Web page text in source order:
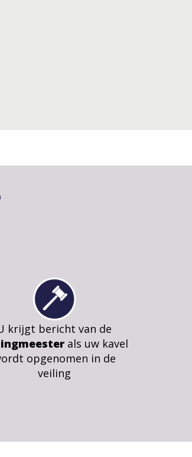
krijgt bericht van de
als uw kavel
opgenomen in de
veiling